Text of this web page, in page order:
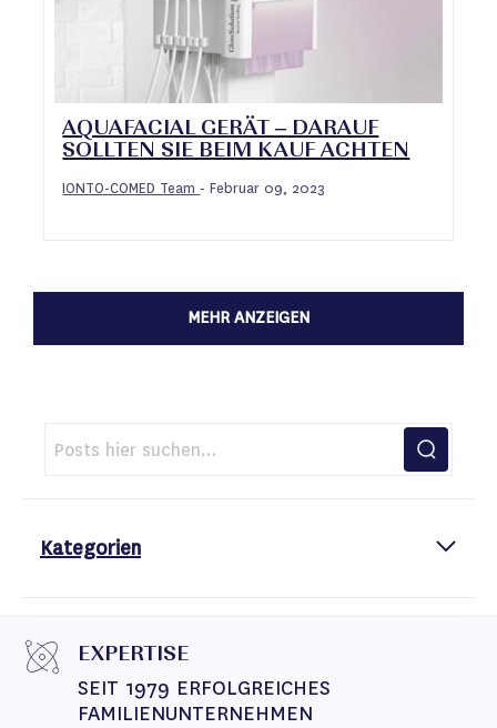
AQUAFACIAL GERÄT – DARAUF
SOLLTEN SIE BEIM KAUF ACHTEN
IONTO-COMED Team - Februar 09, 2023
MEHR ANZEIGEN
Kategorien
EXPERTISE
SEIT 1979 ERFOLGREICHES
FAMILIENUNTERNEHMEN